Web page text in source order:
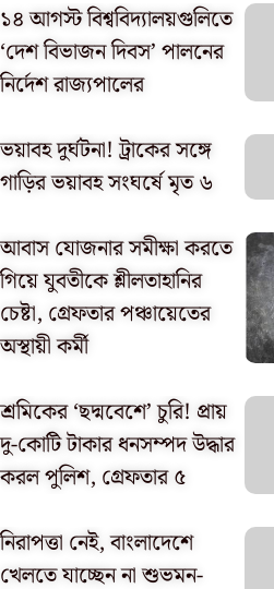
১৪ আগস্ট বিশ্ববিদ্যালয়গুলিতে
‘দেশ বিভাজন দিবস’ পালনের
নির্দেশ রাজ্যপালের
ভয়াবহ দুর্ঘটনা! ট্রাকের সঙ্গে
গাড়ির ভয়াবহ সংঘর্ষে মৃত ৬
আবাস যোজনার সমীক্ষা করতে
গিয়ে যুবতীকে শ্লীলতাহানির
চেষ্টা, গ্রেফতার পঞ্চায়েতের
অস্থায়ী কর্মী
শ্রমিকের ‘ছদ্মবেশে’ চুরি! প্রায়
দু-কোটি টাকার ধনসম্পদ উদ্ধার
করল পুলিশ, গ্রেফতার ৫
নিরাপত্তা নেই, বাংলাদেশে
খেলতে যাচ্ছেন না শুভমন-